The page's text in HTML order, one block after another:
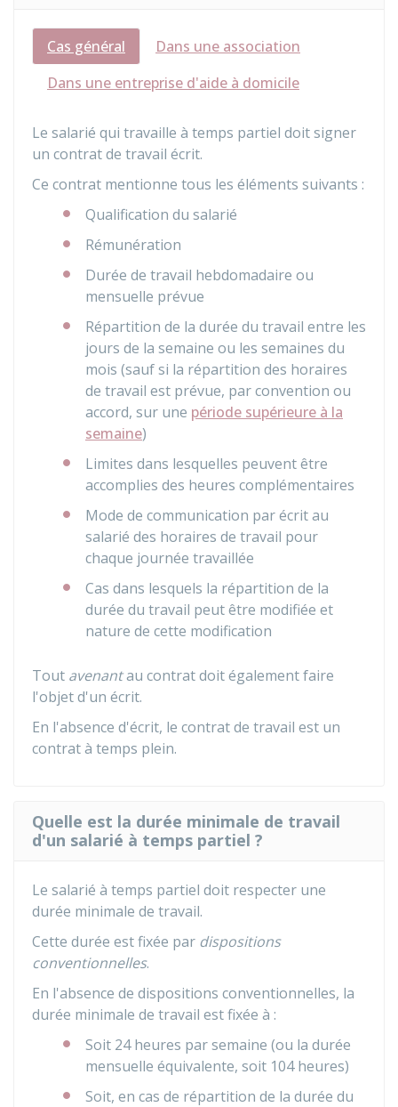
Cas général
Dans une association
Dans une entreprise d'aide à domicile
Le salarié qui travaille à temps partiel doit signer
un contrat de travail écrit.
Ce contrat mentionne tous les éléments suivants :
Qualification du salarié
Rémunération
Durée de travail hebdomadaire ou
mensuelle prévue
Répartition de la durée du travail entre les
jours de la semaine ou les semaines du
mois (sauf si la répartition des horaires
de travail est prévue, par convention ou
accord, sur une période supérieure à la
semaine)
Limites dans lesquelles peuvent être
accomplies des heures complémentaires
Mode de communication par écrit au
salarié des horaires de travail pour
chaque journée travaillée
Cas dans lesquels la répartition de la
durée du travail peut être modifiée et
nature de cette modification
Tout avenantau contrat doit également faire
l'objet d'un écrit.
En l'absence d'écrit, le contrat de travail est un
contrat à temps plein.
Quelle est la durée minimale de travail
d'un salarié à temps partiel ?
Le salarié à temps partiel doit respecter une
durée minimale de travail.
Cette durée est fixée par dispositions
conventionnelles.
En l'absence de dispositions conventionnelles, la
durée minimale de travail est fixée à :
Soit 24 heures par semaine (ou la durée
mensuelle équivalente, soit 104 heures)
Soit, en cas de répartition de la durée du